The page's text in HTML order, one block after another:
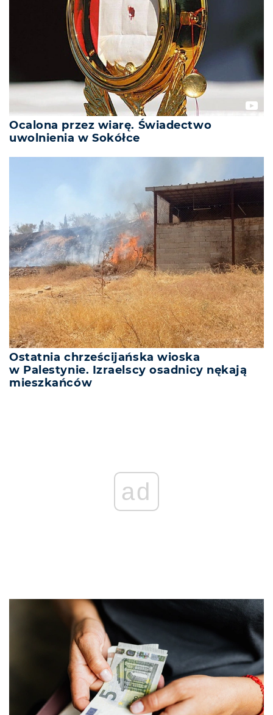
Ocalona przez wiarę. Świadectwo
uwolnienia w Sokółce
Ostatnia chrześcijańska wioska
w Palestynie. Izraelscy osadnicy nękają
mieszkańców
ad